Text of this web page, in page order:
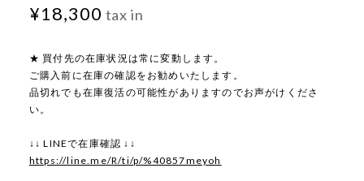
¥18,300 tax in
★ 買付先の在庫状況は常に変動します。
ご購入前に在庫の確認をお勧めいたします。
品切れでも在庫復活の可能性がありますのでお声がけくださ
い。
↓↓ LINEで在庫確認 ↓↓
https://line.me/R/ti/p/%40857meyoh